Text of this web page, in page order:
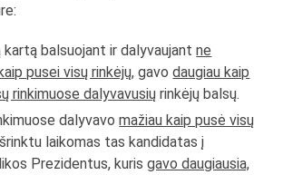
kartą balsuojant ir dalyvaujantne
pusei visų rinkėjų, gavodaugiau kaip
rinkimuose dalyvavusių rinkėjų balsų.
dalyvavomažiau kaip pusė visų
laikomas tas kandidatas į
Prezidentus, kurisgavo daugiausia,